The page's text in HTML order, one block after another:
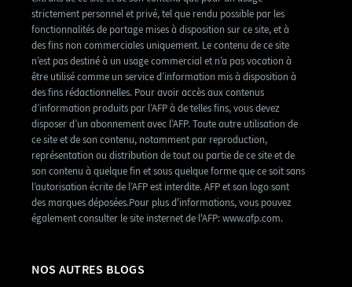
strictement personnel et privé, tel que rendu possible par les
fonctionnalités de partage mises à disposition sur ce site, et à
des fins non commerciales uniquement. Le contenu de ce site
n’est pas destiné à un usage commercial et n’a pas vocation à
être utilisé comme un service d’information mis à disposition à
des fins rédactionnelles. Pour avoir accès aux contenus
d’information produits par l’AFP à de telles fins, vous devez
disposer d’un abonnement avec l’AFP. Toute autre utilisation de
ce site et de son contenu, notamment par reproduction,
représentation ou distribution de tout ou partie de ce site et de
son contenu à quelque fin et sous quelque forme que ce soit sans
l’autorisation écrite de l’AFP est interdite. AFP et son logo sont
des marques déposées.Pour plus d'informations, vous pouvez
également consulter le site insternet de l'AFP: www.afp.com.
NOS AUTRES BLOGS